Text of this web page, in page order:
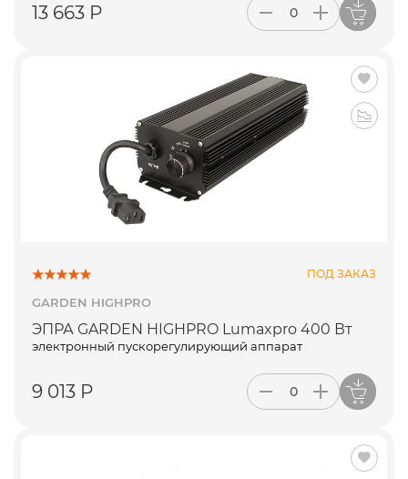
13 663 Р
ПОД ЗАКАЗ
GARDEN HIGHPRO
ЭПРА GARDEN HIGHPRO Lumaxpro 400 Вт
электронный пускорегулирующий аппарат
9 013 Р